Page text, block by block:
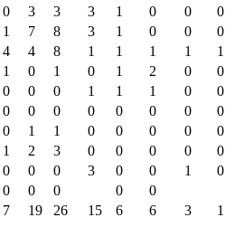
0 3 3 3 1 0 0 0
1 7 8 3 1 0 0 0
4 4 8 1 1 1 1 1
1 0 1 0 1 2 0 0
0 0 0 1 1 1 0 0
0 0 0 0 0 0 0 0
0 1 1 0 0 0 0 0
1 2 3 0 0 0 0 0
0 0 0 3 0 0 1 0
0 0 0 0 0
7 19 26 15 6 6 3 1